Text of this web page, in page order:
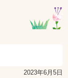
2023年6月5日